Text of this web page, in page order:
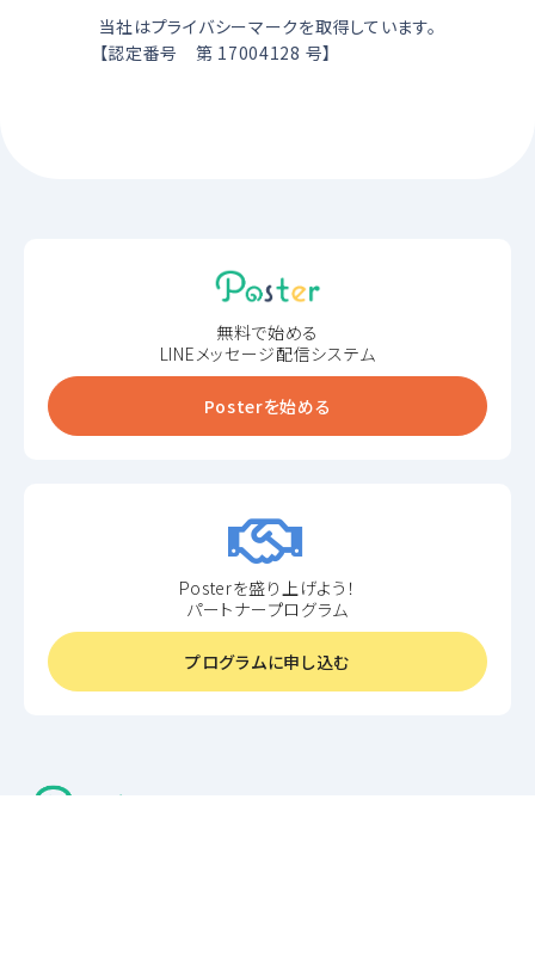
当社はプライバシーマークを取得しています。
【認定番号 第 17004128 号】
無料で始める
LINEメッセージ配信システム
Posterを始める
Posterを盛り上げよう！
パートナープログラム
プログラムに申し込む